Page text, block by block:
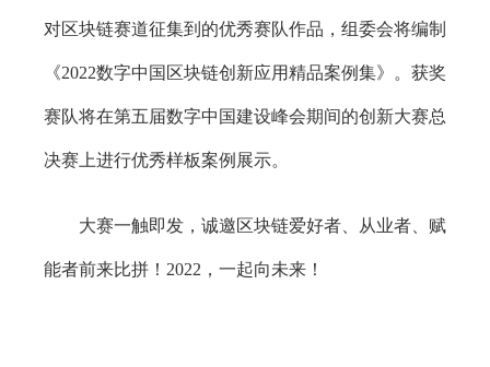
对区块链赛道征集到的优秀赛队作品，组委会将编制
《2022数字中国区块链创新应用精品案例集》。获奖
赛队将在第五届数字中国建设峰会期间的创新大赛总
决赛上进行优秀样板案例展示。
大赛一触即发，诚邀区块链爱好者、从业者、赋
能者前来比拼！2022，一起向未来！